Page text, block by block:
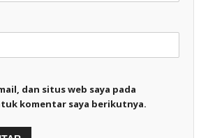
dan situs web saya pada
komentar saya berikutnya.